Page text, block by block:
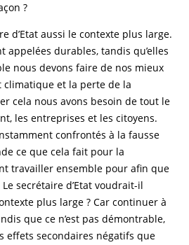
?
d’Etat aussi le contexte plus large.
appelées durables, tandis qu’elles
nous devons faire de nos mieux
climatique et la perte de la
cela nous avons besoin de tout le
les entreprises et les citoyens.
confrontés à la fausse
ce que cela fait pour la
travailler ensemble pour afin que
secrétaire d’Etat voudrait-il
plus large ? Car continuer à
que ce n’est pas démontrable,
effets secondaires négatifs que